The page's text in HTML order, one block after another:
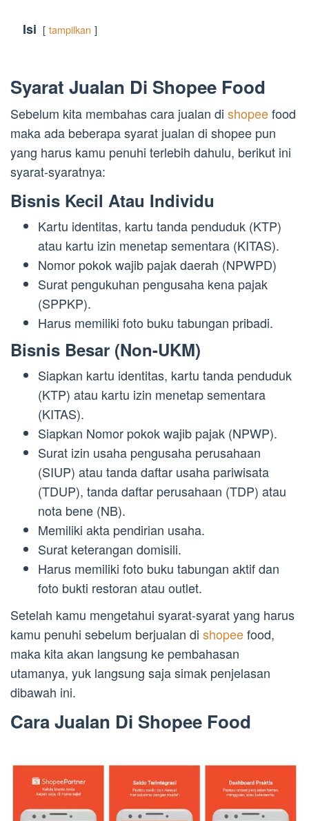
Isi tampilkan
Syarat Jualan Di Shopee Food
Sebelum kita membahas cara jualan di shopeefood
maka ada beberapa syarat jualan di shopee pun
yang harus kamu penuhi terlebih dahulu, berikut ini
syarat-syaratnya:
Bisnis Kecil Atau Individu
Kartu identitas, kartu tanda penduduk (KTP)
atau kartu izin menetap sementara (KITAS).
Nomor pokok wajib pajak daerah (NPWPD)
Surat pengukuhan pengusaha kena pajak
(SPPKP).
Harus memiliki foto buku tabungan pribadi.
Bisnis Besar (Non-UKM)
Siapkan kartu identitas, kartu tanda penduduk
(KTP) atau kartu izin menetap sementara
(KITAS).
Siapkan Nomor pokok wajib pajak (NPWP).
Surat izin usaha pengusaha perusahaan
(SIUP) atau tanda daftar usaha pariwisata
(TDUP), tanda daftar perusahaan (TDP) atau
nota bene (NB).
Memiliki akta pendirian usaha.
Surat keterangan domisili.
Harus memiliki foto buku tabungan aktif dan
foto bukti restoran atau outlet.
Setelah kamu mengetahui syarat-syarat yang harus
kamu penuhi sebelum berjualan di shopeefood,
maka kita akan langsung ke pembahasan
utamanya, yuk langsung saja simak penjelasan
dibawah ini.
Cara Jualan Di Shopee Food